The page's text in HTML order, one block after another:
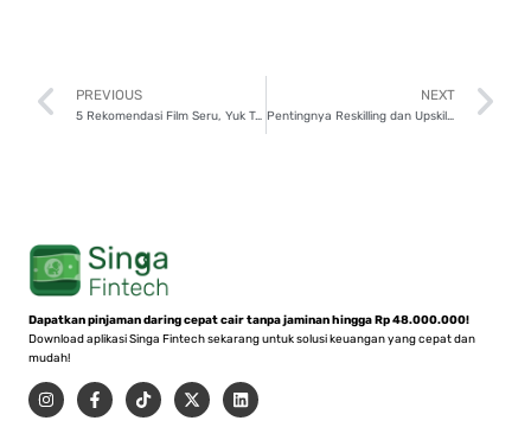
Prev
PREVIOUS
5 Rekomendasi Film Seru, Yuk Tonton Bersama Teman!
NEXT
Pentingnya Reskilling dan Upskilling, Cek 3 Alasannya!
Dapatkan pinjaman daring cepat cair tanpa jaminan hingga Rp 48.000.000!
Download aplikasi Singa Fintech sekarang untuk solusi keuangan yang cepat dan
mudah!
I
n
s
F
a
c
T
i
k
X
-
t
L
i
n